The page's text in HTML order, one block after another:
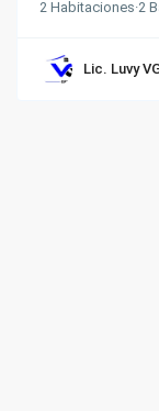
2 Habitaciones·2
Lic. Luvy